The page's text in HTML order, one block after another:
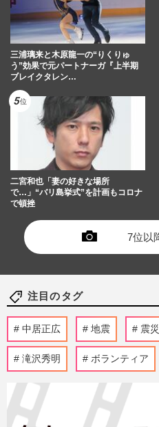
三浦璃来と木原龍一の“りくりゅ
う”効果で元パートナーガ『上半期
ブレイクタレン…
二宮和也「妻の好きな場所
で…」“バリ島挙式”を計画もコロナ
で頓挫
7位以
注目のタグ
中居正広 地震 震災
滝沢秀明 ボランティア